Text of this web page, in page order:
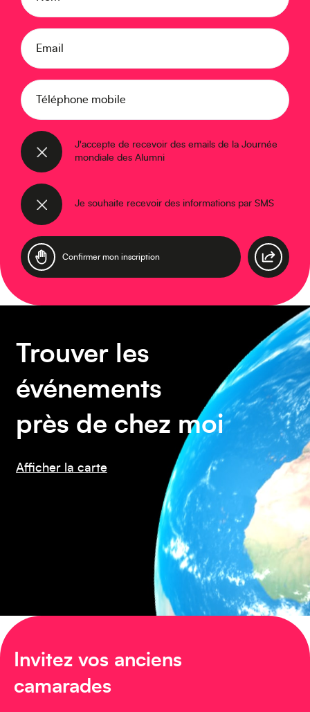
Email
Téléphone mobile
J'accepte de recevoir des emails de la Journée
mondiale des Alumni
Je souhaite recevoir des informations par SMS
Trouver les
événements
près de chez moi
Afficher la carte
Invitez vos anciens
camarades
Afrique
Amérique du Nord
Amérique du Sud
Asie
Caraïbes